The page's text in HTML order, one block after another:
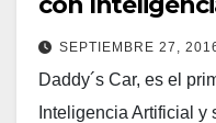
SEPTIEMBRE 27,
Daddy´s Car, es el
Inteligencia Artificial